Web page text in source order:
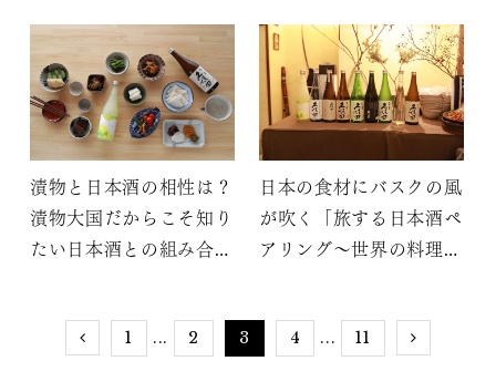
漬物と日本酒の相性は？
漬物大国だからこそ知り
たい日本酒との組み合わ
日本の食材にバスクの風
が吹く「旅する日本酒ペ
アリング～世界の料理と
1 ... 2 3 4 ... 11